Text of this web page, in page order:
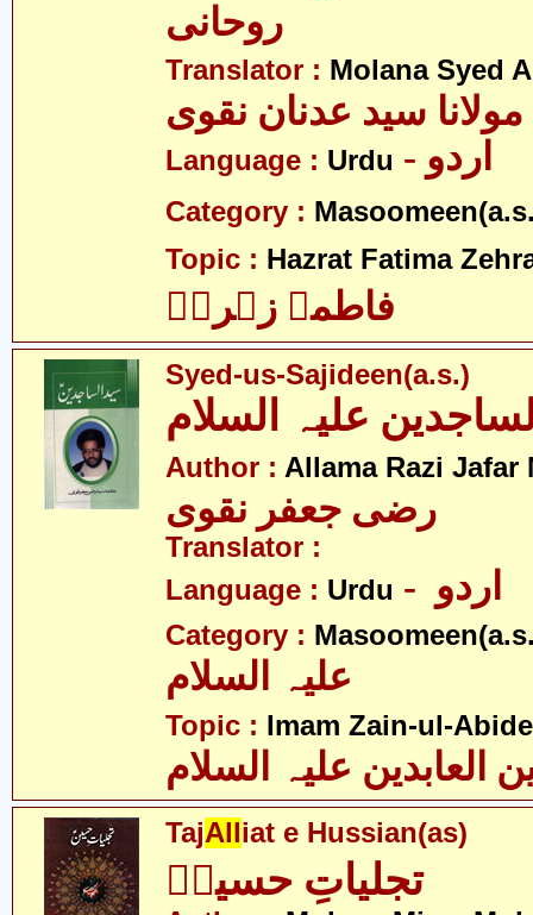
روحانی
Translator : Molana Syed
مولانا سید عدنان نقوی
Language : Urdu - اردو
Category :
Topic : Hazrat Fatima
فاطمہ زہراؑ
Syed-us-Sajideen(a.s.)
Author : Allama Razi Jafar
رضی جعفر نقوی
Translator :
Language : Urdu
Category :
Topic : Imam Zain-ul-
العابدین علیہ السلام
TajAlliat e Hussian(as)
تجلیاتِ حسینؑ